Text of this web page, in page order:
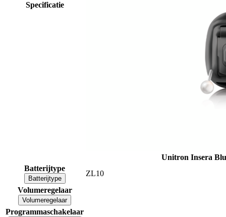
Specificatie
Unitron Insera
Batterijtype
Batterijtype
ZL10
Volumeregelaar
Volumeregelaar
Programmaschakelaar